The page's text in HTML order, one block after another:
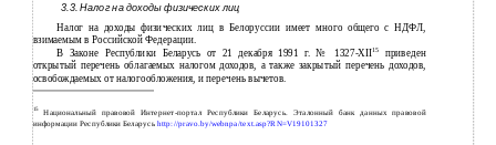
3.3. Налог на доходы физических лиц
Налог на доходы физических лиц в Белоруссии имеет много общего с НДФЛ,
взимаемым в Российской Федерации.
В Законе Республики Беларусь от 21 декабря 1991 г. № 1327-XII15
приведен
открытый перечень облагаемых налогом доходов, а также закрытый перечень доходов,
освобождаемых от налогообложения, и перечень вычетов.
15Национальный правовой Интернет-портал Республики Беларусь. Эталонный банк данных правовой
информации Республики Беларусь http://pravo.by/webnpa/text.asp?RN=V19101327